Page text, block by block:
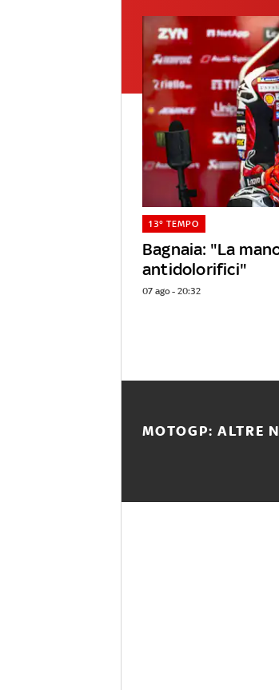
Bagnaia: "La
antidolorifici"
13° TEMPO
07 ago - 20:32
MOTOGP: ALTRE